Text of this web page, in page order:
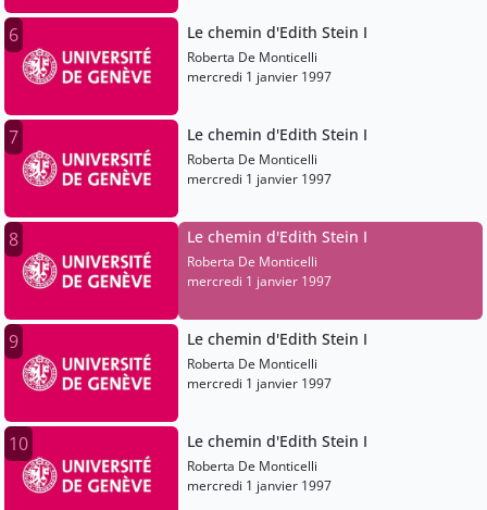
6 Le chemin d'Edith Stein I
Roberta De Monticelli
mercredi 1 janvier 1997
7 Le chemin d'Edith Stein I
Roberta De Monticelli
mercredi 1 janvier 1997
8 Le chemin d'Edith Stein I
Roberta De Monticelli
mercredi 1 janvier 1997
9 Le chemin d'Edith Stein I
Roberta De Monticelli
mercredi 1 janvier 1997
10 Le chemin d'Edith Stein I
Roberta De Monticelli
mercredi 1 janvier 1997